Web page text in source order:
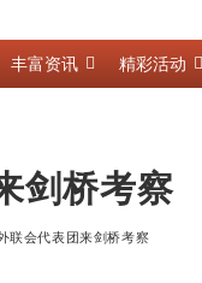
丰富资讯 精彩活动
剑桥考察
联会代表团来剑桥考察